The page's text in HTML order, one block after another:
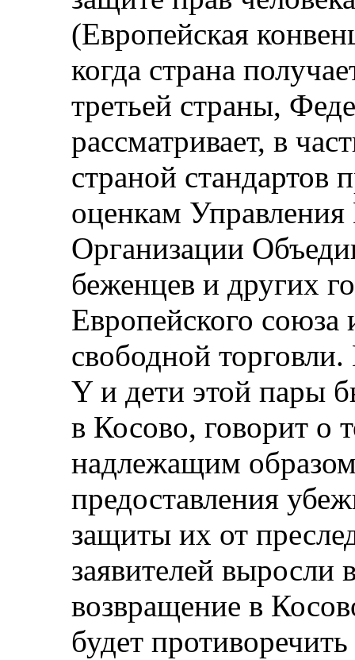
(Европейская
когда страна
третьей страны,
рассматривает, в
страной стандартов
оценкам Управления
Организации
беженцев и других
Европейского союза
свободной
Y и дети этой пары
в Косово, говорит о
надлежащим
предоставления
защиты их от
заявителей выросли
возвращение в
будет